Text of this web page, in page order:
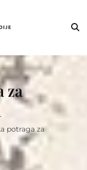
za
potraga za